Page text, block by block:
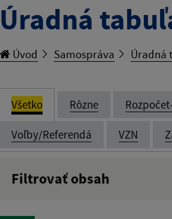
Úradná
Úvod Samospráva Úradná
Všetko Rôzne
Voľby/Referendá VZN
Filtrovať obsah